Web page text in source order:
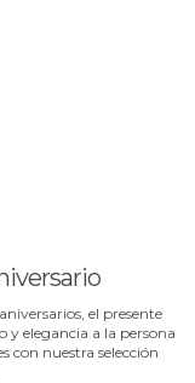
el presente
y elegancia a la persona
con nuestra selección